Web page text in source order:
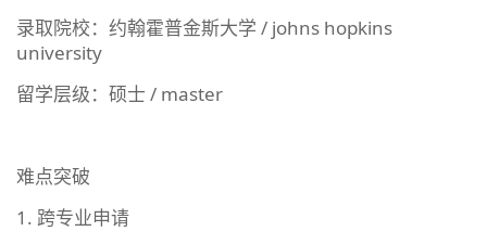
录取院校：约翰霍普金斯大学 / johns hopkins
university
留学层级：硕士 / master
难点突破
1. 跨专业申请